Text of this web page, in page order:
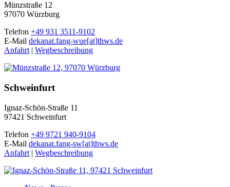
Münzstraße 12
97070 Würzburg
Telefon +49 931 3511-9102
E-Mail dekanat.fang-wue[at]thws.de
Anfahrt | Wegbeschreibung
Schweinfurt
Ignaz-Schön-Straße 11
97421 Schweinfurt
Telefon +49 9721 940-9104
E-Mail dekanat.fang-sw[at]thws.de
Anfahrt | Wegbeschreibung